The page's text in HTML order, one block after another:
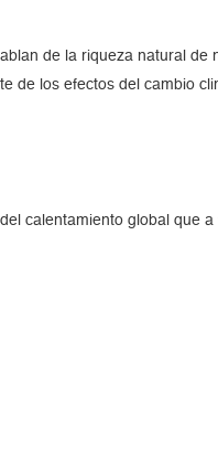
de la riqueza natural
de los efectos del cambio
calentamiento global que